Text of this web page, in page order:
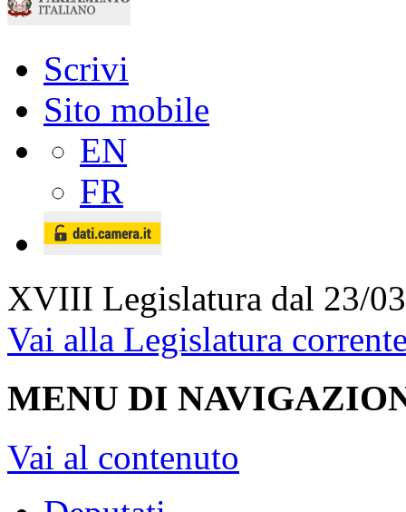
Scrivi
Sito mobile
EN
FR
XVIII Legislatura dal 23/
Vai alla Legislatura
MENU DI
Vai al contenuto